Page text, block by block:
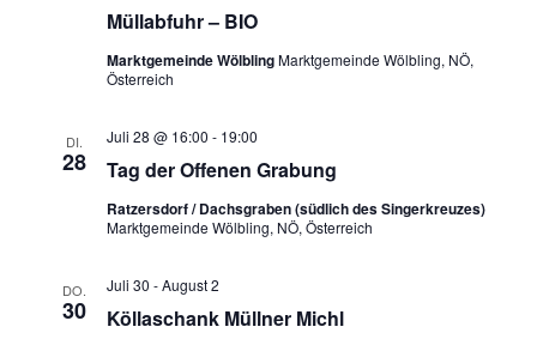
Müllabfuhr – BIO
Marktgemeinde WölblingMarktgemeinde Wölbling, NÖ,
Österreich
DI.
28 Tag der Offenen Grabung
Juli 28 @ 16:00 - 19:00
Ratzersdorf / Dachsgraben (südlich des Singerkreuzes)
Marktgemeinde Wölbling, NÖ, Österreich
DO.
30 Köllaschank Müllner Michl
Juli 30 -August 2